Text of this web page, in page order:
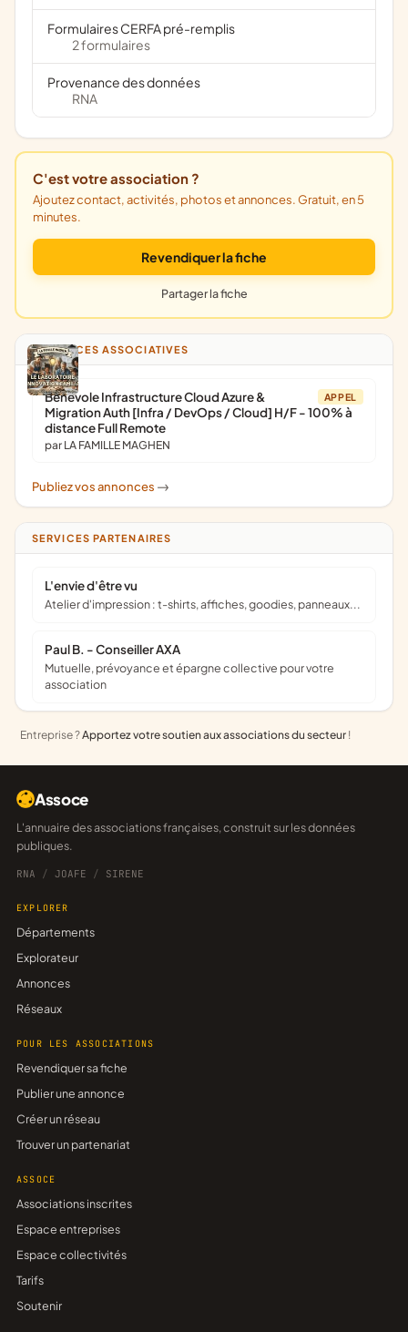
Formulaires CERFA pré-remplis
2 formulaires
Provenance des données
RNA
C'est votre association ?
Ajoutez contact, activités, photos et annonces. Gratuit, en 5
minutes.
Revendiquer la fiche
Partager la fiche
ANNONCES ASSOCIATIVES
APPEL
Bénévole Infrastructure Cloud Azure &
Migration Auth [Infra / DevOps / Cloud] H/F - 100% à
distance Full Remote
par LA FAMILLE MAGHEN
Publiez vos annonces ->
SERVICES PARTENAIRES
L'envie d'être vu
Atelier d'impression : t-shirts, affiches, goodies, panneaux...
Paul B. - Conseiller AXA
Mutuelle, prévoyance et épargne collective pour votre
association
Entreprise ?Apportez votre soutien aux associations du secteur !
Assoce
L'annuaire des associations françaises, construit sur les données
publiques.
RNA / JOAFE / SIRENE
EXPLORER
Départements
Explorateur
Annonces
Réseaux
POUR LES ASSOCIATIONS
Revendiquer sa fiche
Publier une annonce
Créer un réseau
Trouver un partenariat
ASSOCE
Associations inscrites
Espace entreprises
Espace collectivités
Tarifs
Soutenir